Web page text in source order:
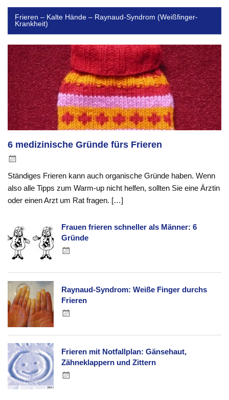
Frieren – Kalte Hände – Raynaud-Syndrom (Weißfinger-
Krankheit)
6 medizinische Gründe fürs Frieren
Ständiges Frieren kann auch organische Gründe haben. Wenn
also alle Tipps zum Warm-up nicht helfen, sollten Sie eine Ärztin
oder einen Arzt um Rat fragen. […]
Frauen frieren schneller als Männer: 6
Gründe
Raynaud-Syndrom: Weiße Finger durchs
Frieren
Frieren mit Notfallplan: Gänsehaut,
Zähneklappern und Zittern